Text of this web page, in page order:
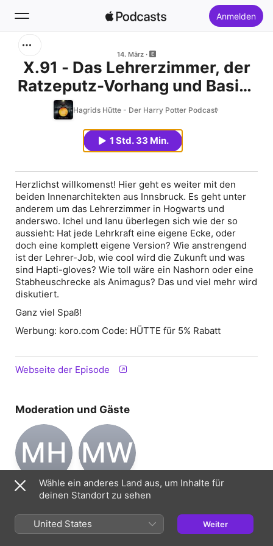
Anmelden
Startseite
14. März
X.91 - Das Lehrerzimmer, der
Ratzeputz-Vorhang und Basic-
Beige-McGonagall
Hagrids Hütte - Der Harry Potter Podcast
1 Std. 33 Min.
Herzlichst willkomenst! Hier geht es weiter mit den
beiden Innenarchitekten aus Innsbruck. Es geht unter
anderem um das Lehrerzimmer in Hogwarts und
anderswo. Ichel und Ianu überlegen sich wie der so
aussieht: Hat jede Lehrkraft eine eigene Ecke, oder
doch eine komplett eigene Version? Wie anstrengend
ist der Lehrer-Job, wie cool wird die Zukunft und was
sind Hapti-gloves? Wie toll wäre ein Nashorn oder eine
Stabheuschrecke als Animagus? Das und viel mehr wird
diskutiert.
Ganz viel Spaß!
Werbung: koro.com Code: HÜTTE für 5% Rabatt
Webseite der Episode
Moderation und Gäste
MH
Michael H.
Moderation
MW
Manuel W.
Moderation
Informationen
Wähle ein anderes Land aus, um Inhalte für
deinen Standort zu sehen
United States Weiter